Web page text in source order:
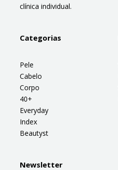
clínica individual.
Categorias
Pele
Cabelo
Corpo
40+
Everyday
Index
Beautyst
Newsletter